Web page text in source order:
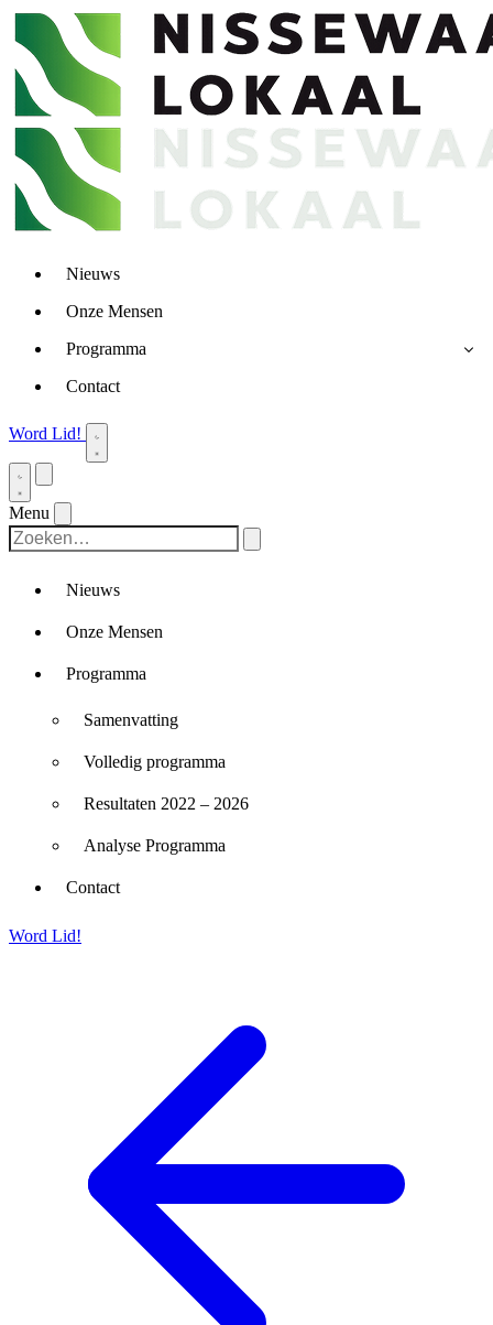
Nieuws
Onze Mensen
Programma
Contact
Word Lid!
Menu
Nieuws
Onze Mensen
Programma
Samenvatting
Volledig programma
Resultaten 2022 – 2026
Analyse Programma
Contact
Word Lid!